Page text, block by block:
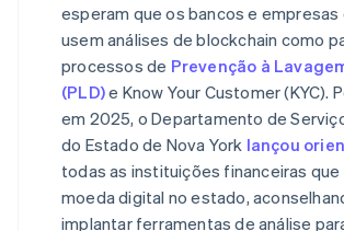
esperam que os bancos e
usem análises de blockchain como
processos de Prevenção à
(PLD)e Know Your Customer (KYC).
em 2025, o Departamento de
do Estado de Nova York lançou
todas as instituições financeiras que
moeda digital no estado,
implantar ferramentas de análise